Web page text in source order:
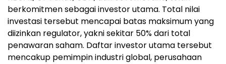
berkomitmen sebagai investor utama. Total nilai
investasi tersebut mencapai batas maksimum yang
diizinkan regulator, yakni sekitar 50% dari total
penawaran saham. Daftar investor utama tersebut
mencakup pemimpin industri global, perusahaan